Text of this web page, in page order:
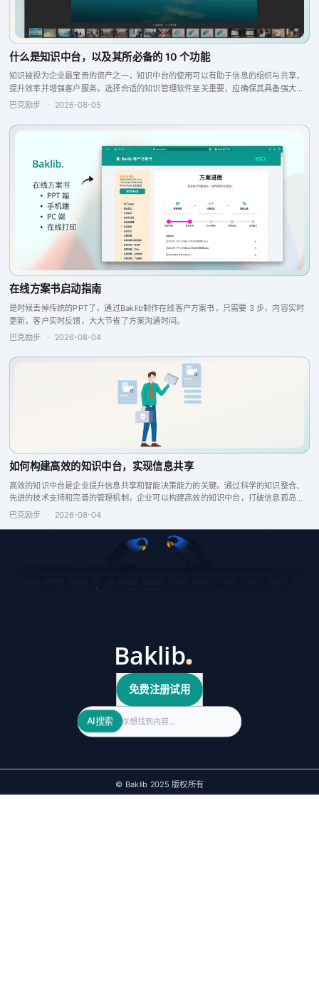
什么是知识中台，以及其所必备的 10 个功能
知识被视为企业最宝贵的资产之一，知识中台的使用可以有助于信息的组织与共享，
提升效率并增强客户服务。选择合适的知识管理软件至关重要，应确保其具备强大的
搜索引擎、问答引擎以及报告分析和反馈功能，这些特点将提升团队的协作与生产
巴克励步 · 2026-08-05
在线方案书启动指南
是时候丢掉传统的PPT了，通过Baklib制作在线客户方案书，只需要 3 步，内容实时
更新，客户实时反馈，大大节省了方案沟通时间。
巴克励步
· 2026-08-04
如何构建高效的知识中台，实现信息共享
高效的知识中台是企业提升信息共享和智能决策能力的关键。通过科学的知识整合、
先进的技术支持和完善的管理机制，企业可以构建高效的知识中台，打破信息孤岛，
增强企业竞争力。
巴克励步 · 2026-08-04
免费注册试用
Search
AI搜索
© Baklib 2025 版权所有